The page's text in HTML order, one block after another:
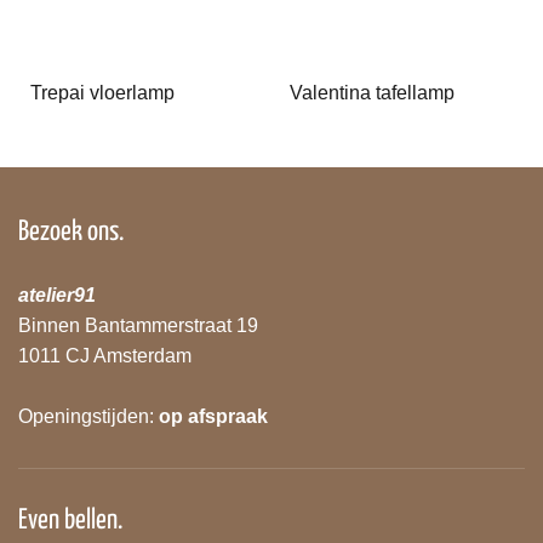
Trepai vloerlamp Valentina tafellamp
Bezoek ons.
atelier91
Binnen Bantammerstraat 19
1011 CJ Amsterdam
Openingstijden: op afspraak
Even bellen.